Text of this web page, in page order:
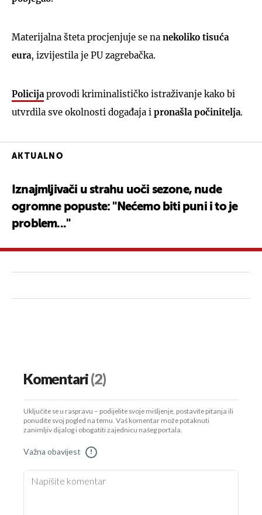
Materijalna šteta procjenjuje se na nekoliko tisuća
eura, izvijestila je PU zagrebačka.
Policija provodi kriminalističko istraživanje kako bi
utvrdila sve okolnosti događaja i pronašla počinitelja.
AKTUALNO
Iznajmljivači u strahu uoči sezone, nude
ogromne popuste: "Nećemo biti puni i to je
problem..."
Komentari(2)
Uključite se u raspravu – podijelite svoje mišljenje, postavite pitanja ili
ponudite svoj pogled na temu. Vaš komentar može potaknuti
zanimljiv dijalog i obogatiti zajednicu našeg portala.
Važna obavijest !